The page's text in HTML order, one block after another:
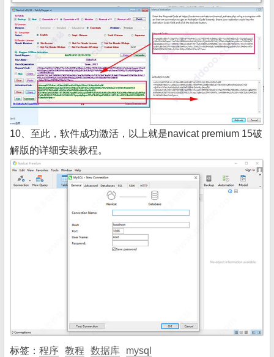
10、至此，软件成功激活，以上就是navicat premium 15破
解版的详细安装教程。
标签： 程序 教程 数据库 mysql